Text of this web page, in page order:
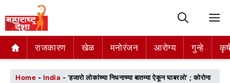
राजकारण खेळ मनोरंजन आरोग्य गुन्हे
राजकारण खेळ मनोरंजन आरोग्य गुन्हे
Home - India - ‘हजारो लोकांच्या निधनाच्या बातम्या ऐकून घाबरलो’ ; कोरोना